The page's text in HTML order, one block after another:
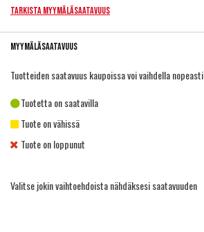
Tarkista myymäläsaatavuus
Myymäläsaatavuus
Tuotteiden saatavuus kaupoissa voi vaihdella nopeasti.
Tuotetta on saatavilla
Tuote on vähissä
Tuote on loppunut
Valitse jokin vaihtoehdoista nähdäksesi saatavuuden